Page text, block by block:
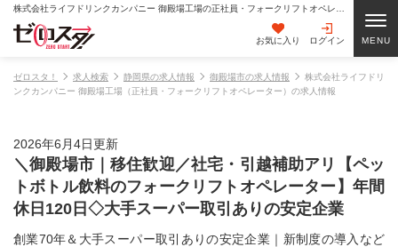
お気に入り ログイン
ゼロスタ！ 求人検索 静岡県の求人情報 御殿場市の求人情報
株式会社ライフドリ
ンクカンパニー 御殿場工場（正社員・フォークリフトオペレーター）の求人情報
2026年6月4日更新
＼御殿場市｜移住歓迎／社宅・引越補助アリ【ペッ
トボトル飲料のフォークリフトオペレーター】年間
休日120日◇大手スーパー取引ありの安定企業
創業70年＆大手スーパー取引ありの安定企業｜新制度の導入など